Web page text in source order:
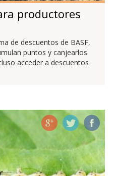
productores
de descuentos de BASF,
puntos y canjearlos
acceder a descuentos